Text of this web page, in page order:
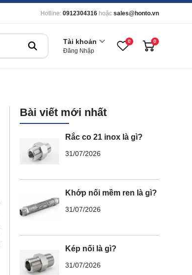
Hotline: 0912304316 hoặc sales@honto.vn
Tài khoản
Đăng Nhập
0 0
Bài viết mới nhất
Rắc co 21 inox là gì?
31/07/2026
Khớp nối mềm ren là gì?
31/07/2026
Kép nối là gì?
31/07/2026